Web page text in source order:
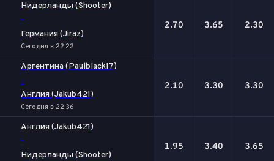
Нидерланды (Shooter)
-
Германия (Jiraz)
Сегодня в 22:22
2.70 3.65 2.30
Аргентина (Paulblack17)
-
Англия (Jakub421)
Сегодня в 22:36
2.10 3.30 3.30
Англия (Jakub421)
-
Нидерланды (Shooter)
1.95 3.40 3.65